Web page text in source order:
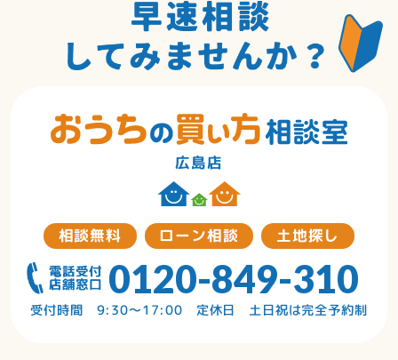
広島店
相談無料 ローン相談 土地探し
0120-849-310
受付時間 9:30〜17:00 定休日 土日祝は完全予約制